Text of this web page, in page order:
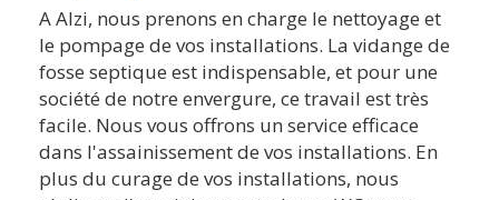
A Alzi, nous prenons en charge le nettoyage et
le pompage de vos installations. La vidange de
fosse septique est indispensable, et pour une
société de notre envergure, ce travail est très
facile. Nous vous offrons un service efficace
dans l'assainissement de vos installations. En
plus du curage de vos installations, nous